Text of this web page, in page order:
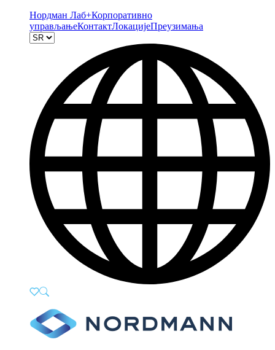
Нордман Лаб+Корпоративно
управљањеКонтактЛокацијеПреузимања